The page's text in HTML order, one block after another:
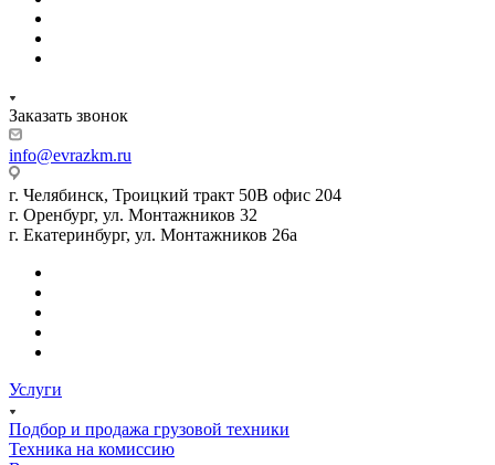
Заказать звонок
info@evrazkm.ru
г. Челябинск, Троицкий тракт 50В офис 204
г. Оренбург, ул. Монтажников 32
г. Екатеринбург, ул. Монтажников 26а
Услуги
Подбор и продажа грузовой техники
Техника на комиссию